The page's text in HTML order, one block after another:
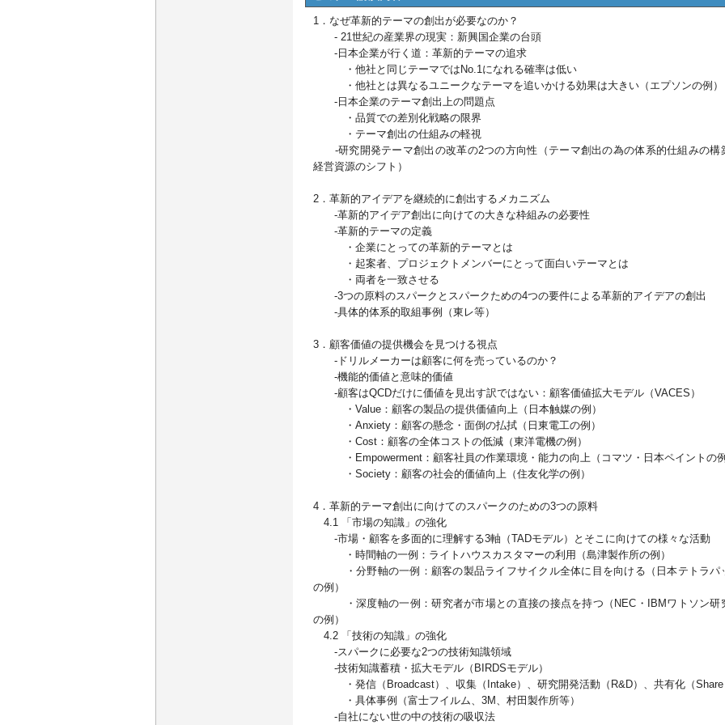
1．なぜ革新的テーマの創出が必要なのか？
- 21世紀の産業界の現実：新興国企業の台頭
-日本企業が行く道：革新的テーマの追求
・他社と同じテーマではNo.1になれる確率は低い
・他社とは異なるユニークなテーマを追いかける効果は大きい（エプソンの例）
-日本企業のテーマ創出上の問題点
・品質での差別化戦略の限界
・テーマ創出の仕組みの軽視
-研究開発テーマ創出の改革の2つの方向性（テーマ創出の為の体系的仕組みの構
経営資源のシフト）
2．革新的アイデアを継続的に創出するメカニズム
-革新的アイデア創出に向けての大きな枠組みの必要性
-革新的テーマの定義
・企業にとっての革新的テーマとは
・起案者、プロジェクトメンバーにとって面白いテーマとは
・両者を一致させる
-3つの原料のスパークとスパークための4つの要件による革新的アイデアの創出
-具体的体系的取組事例（東レ等）
3．顧客価値の提供機会を見つける視点
-ドリルメーカーは顧客に何を売っているのか？
-機能的価値と意味的価値
-顧客はQCDだけに価値を見出す訳ではない：顧客価値拡大モデル（VACES）
・Value：顧客の製品の提供価値向上（日本触媒の例）
・Anxiety：顧客の懸念・面倒の払拭（日東電工の例）
・Cost：顧客の全体コストの低減（東洋電機の例）
・Empowerment：顧客社員の作業環境・能力の向上（コマツ・日本ペイントの
・Society：顧客の社会的価値向上（住友化学の例）
4．革新的テーマ創出に向けてのスパークのための3つの原料
4.1 「市場の知識」の強化
-市場・顧客を多面的に理解する3軸（TADモデル）とそこに向けての様々な活動
・時間軸の一例：ライトハウスカスタマーの利用（島津製作所の例）
・分野軸の一例：顧客の製品ライフサイクル全体に目を向ける（日本テトラパ
の例）
・深度軸の一例：研究者が市場との直接の接点を持つ（NEC・IBMワトソン研
の例）
4.2 「技術の知識」の強化
-スパークに必要な2つの技術知識領域
-技術知識蓄積・拡大モデル（BIRDSモデル）
・発信（Broadcast）、収集（Intake）、研究開発活動（R&D）、共有化（Share
・具体事例（富士フイルム、3M、村田製作所等）
-自社にない世の中の技術の吸収法